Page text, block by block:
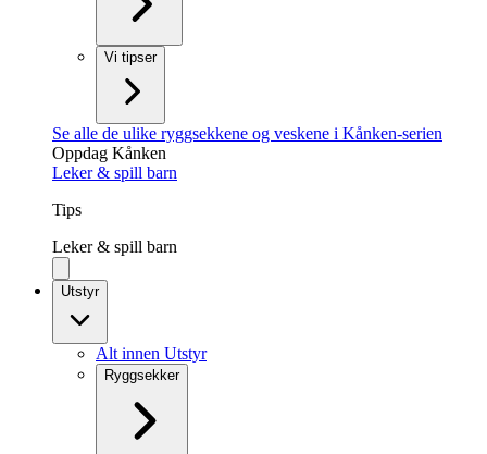
Vi tipser
Se alle de ulike ryggsekkene og veskene i Kånken-serien
Oppdag Kånken
Leker & spill barn
Tips
Leker & spill barn
Utstyr
Alt innen Utstyr
Ryggsekker